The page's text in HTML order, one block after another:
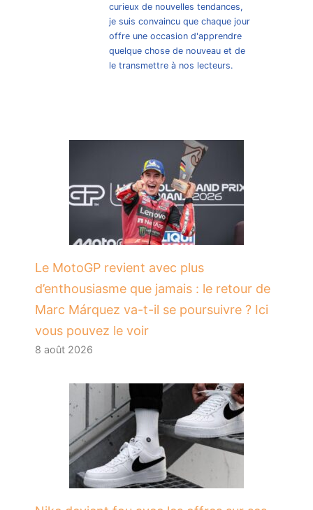
curieux de nouvelles tendances,
je suis convaincu que chaque jour
offre une occasion d'apprendre
quelque chose de nouveau et de
le transmettre à nos lecteurs.
Le MotoGP revient avec plus
d’enthousiasme que jamais : le retour de
Marc Márquez va-t-il se poursuivre ? Ici
vous pouvez le voir
8 août 2026